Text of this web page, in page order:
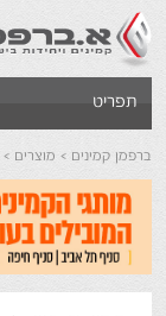
תפריט
ברפמן קמינים מוצרים